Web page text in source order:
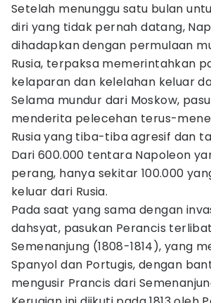
Setelah menunggu satu bulan
diri yang tidak pernah datang,
dihadapkan dengan permulaan
Rusia, terpaksa memerintahkan
kelaparan dan kelelahan keluar
Selama mundur dari Moskow,
menderita pelecehan terus-
Rusia yang tiba-tiba agresif dan
Dari 600.000 tentara Napoleon
perang, hanya sekitar 100.000
keluar dari Rusia.
Pada saat yang sama dengan
dahsyat, pasukan Perancis
Semenanjung (1808-1814), yang
Spanyol dan Portugis, dengan
mengusir Prancis dari